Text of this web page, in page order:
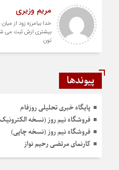
مریم وزیری
خدا بیامرزه زود از
بیشتری ازش ثبت می
تون
پیوندها
پایگاه خبری تحلیلی روزفام
فروشگاه نیم روز (نسخه
فروشگاه نیم روز (نسخه چاپی)
کارنمای مرتضی رحیم نواز